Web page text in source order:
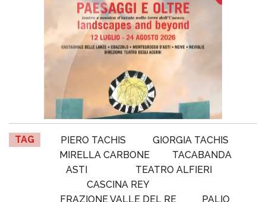
TAG PIERO TACHIS
GIORGIA TACHIS
MIRELLA CARBONE
TACABANDA
ASTI
TEATRO ALFIERI
CASCINA REY
FRAZIONE VALLE DEL RE
PALIO